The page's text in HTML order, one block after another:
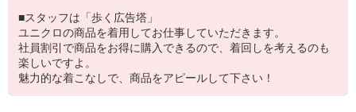
■スタッフは「歩く広告塔」
ユニクロの商品を着用してお仕事していただきます。
社員割引で商品をお得に購入できるので、着回しを考えるのも
楽しいですよ。
魅力的な着こなしで、商品をアピールして下さい！